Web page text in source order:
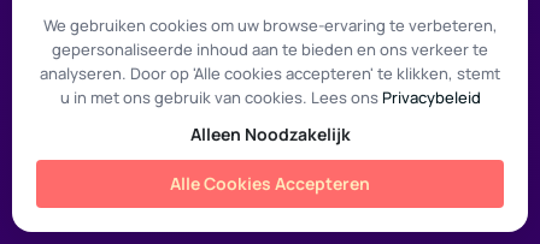
We gebruiken cookies om uw browse-ervaring te verbeteren,
gepersonaliseerde inhoud aan te bieden en ons verkeer te
analyseren. Door op 'Alle cookies accepteren' te klikken, stemt
u in met ons gebruik van cookies. Lees onsPrivacybeleid
Alleen Noodzakelijk
Alle Cookies Accepteren